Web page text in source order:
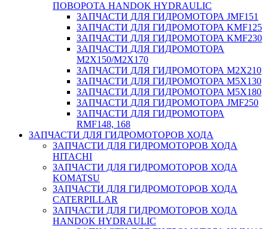
ПОВОРОТА HANDOK HYDRAULIC
ЗАПЧАСТИ ДЛЯ ГИДРОМОТОРА JMF151
ЗАПЧАСТИ ДЛЯ ГИДРОМОТОРА KMF125
ЗАПЧАСТИ ДЛЯ ГИДРОМОТОРА KMF230
ЗАПЧАСТИ ДЛЯ ГИДРОМОТОРА
M2X150/M2X170
ЗАПЧАСТИ ДЛЯ ГИДРОМОТОРА M2X210
ЗАПЧАСТИ ДЛЯ ГИДРОМОТОРА M5X130
ЗАПЧАСТИ ДЛЯ ГИДРОМОТОРА M5X180
ЗАПЧАСТИ ДЛЯ ГИДРОМОТОРА JMF250
ЗАПЧАСТИ ДЛЯ ГИДРОМОТОРА
RMF148, 168
ЗАПЧАСТИ ДЛЯ ГИДРОМОТОРОВ ХОДА
ЗАПЧАСТИ ДЛЯ ГИДРОМОТОРОВ ХОДА
HITACHI
ЗАПЧАСТИ ДЛЯ ГИДРОМОТОРОВ ХОДА
KOMATSU
ЗАПЧАСТИ ДЛЯ ГИДРОМОТОРОВ ХОДА
CATERPILLAR
ЗАПЧАСТИ ДЛЯ ГИДРОМОТОРОВ ХОДА
HANDOK HYDRAULIC